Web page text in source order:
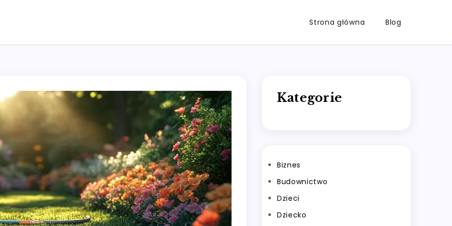
Strona główna Blog
Kategorie
Biznes
Budownictwo
Dzieci
Dziecko